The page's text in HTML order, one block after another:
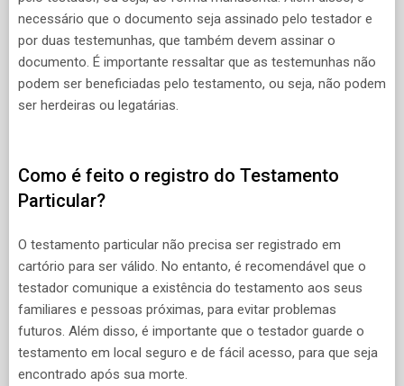
necessário que o documento seja assinado pelo testador e
por duas testemunhas, que também devem assinar o
documento. É importante ressaltar que as testemunhas não
podem ser beneficiadas pelo testamento, ou seja, não podem
ser herdeiras ou legatárias.
Como é feito o registro do Testamento
Particular?
O testamento particular não precisa ser registrado em
cartório para ser válido. No entanto, é recomendável que o
testador comunique a existência do testamento aos seus
familiares e pessoas próximas, para evitar problemas
futuros. Além disso, é importante que o testador guarde o
testamento em local seguro e de fácil acesso, para que seja
encontrado após sua morte.